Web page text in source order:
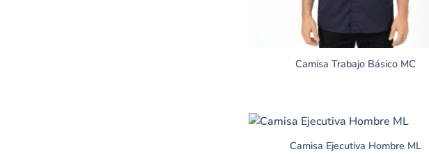
Camisa Trabajo Básico MC
Camisa Ejecutiva Hombre ML